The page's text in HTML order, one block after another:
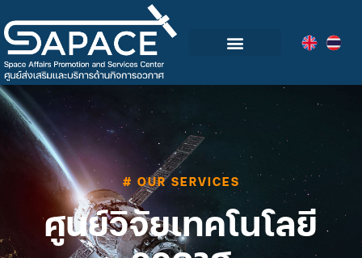
# OUR SERVICES
ศูนย์วิจัยเทคโนโลยี